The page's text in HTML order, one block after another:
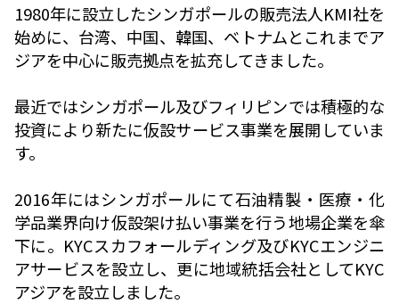
1980年に設立したシンガポールの販売法人KMI社を
始めに、台湾、中国、韓国、ベトナムとこれまでア
ジアを中心に販売拠点を拡充してきました。
最近ではシンガポール及びフィリピンでは積極的な
投資により新たに仮設サービス事業を展開していま
す。
2016年にはシンガポールにて石油精製・医療・化
学品業界向け仮設架け払い事業を行う地場企業を傘
下に。KYCスカフォールディング及びKYCエンジニ
アサービスを設立し、更に地域統括会社としてKYC
アジアを設立しました。